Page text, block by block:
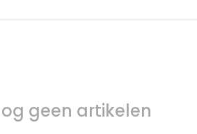
geen artikelen